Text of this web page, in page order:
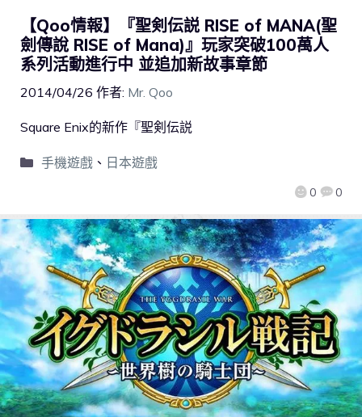
【Qoo情報】『聖剣伝説 RISE of MANA(聖
劍傳說 RISE of Mana)』玩家突破100萬人
系列活動進行中 並追加新故事章節
2014/04/26 作者: Mr. Qoo
0 0
Square Enix的新作『聖剣伝説
手機遊戲、 日本遊戲